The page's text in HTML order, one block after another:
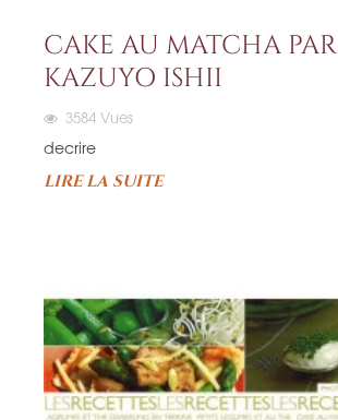
CAKE AU MATCHA PAR
KAZUYO ISHII
3584 Vues
decrire
LIRE LA SUITE